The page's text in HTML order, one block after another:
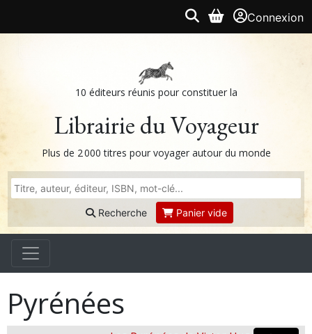
Connexion
10 éditeurs réunis pour constituer la
Librairie du Voyageur
Plus de 2 000 titres pour voyager autour du monde
Recherche Panier vide
Pyrénées